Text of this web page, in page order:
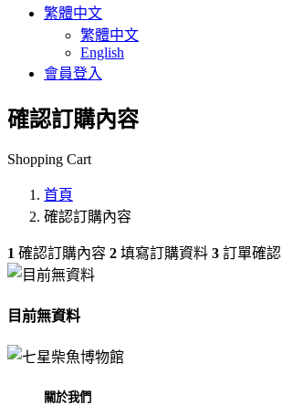
繁體中文
繁體中文
English
會員登入
確認訂購內容
Shopping Cart
首頁
確認訂購內容
1 確認訂購內容 2 填寫訂購資料 3 訂單確認
目前無資料
關於我們